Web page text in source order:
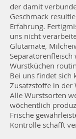
der damit
Geschmack
Erfahrung.
uns nicht
Glutamate,
Wurstküchen
Bei uns findet sich
Zusatzstoffe in der
Alle Wurstsorten
wöchentlich
Frische
Kontrolle schafft